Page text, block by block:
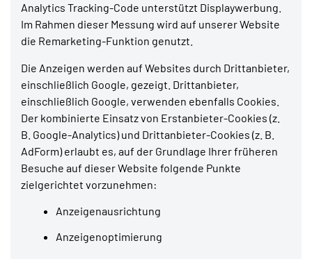
Analytics Tracking-Code unterstützt Displaywerbung.
Im Rahmen dieser Messung wird auf unserer Website
die Remarketing-Funktion genutzt.
Die Anzeigen werden auf Websites durch Drittanbieter,
einschließlich Google, gezeigt. Drittanbieter,
einschließlich Google, verwenden ebenfalls Cookies.
Der kombinierte Einsatz von Erstanbieter-Cookies (z.
B. Google-Analytics) und Drittanbieter-Cookies (z. B.
AdForm) erlaubt es, auf der Grundlage Ihrer früheren
Besuche auf dieser Website folgende Punkte
zielgerichtet vorzunehmen:
Anzeigenausrichtung
Anzeigenoptimierung